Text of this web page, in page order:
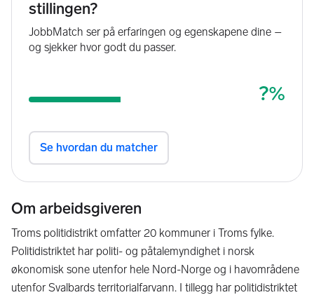
Om arbeidsgiveren
Troms politidistrikt omfatter 20 kommuner i Troms fylke.
Politidistriktet har politi- og påtalemyndighet i norsk
økonomisk sone utenfor hele Nord-Norge og i havområdene
utenfor Svalbards territorialfarvann. I tillegg har politidistriktet